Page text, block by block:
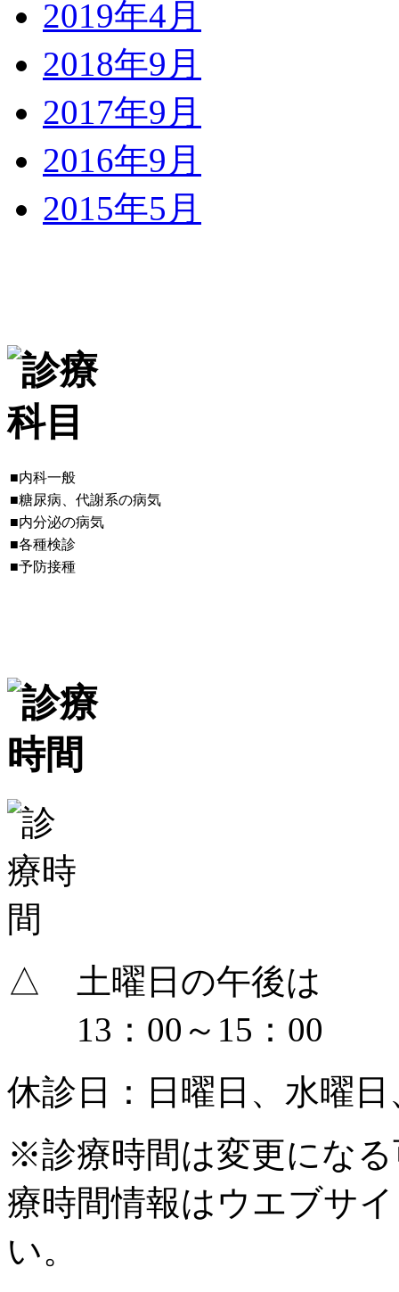
2019年4月
2018年9月
2017年9月
2016年9月
2015年5月
■内科一般
■糖尿病、代謝系の病気
■内分泌の病気
■各種検診
■予防接種
△ 土曜日の午後は
13：00～15：00
休診日：日曜日、水曜日
※診療時間は変更にな
療時間情報はウエブサ
い。